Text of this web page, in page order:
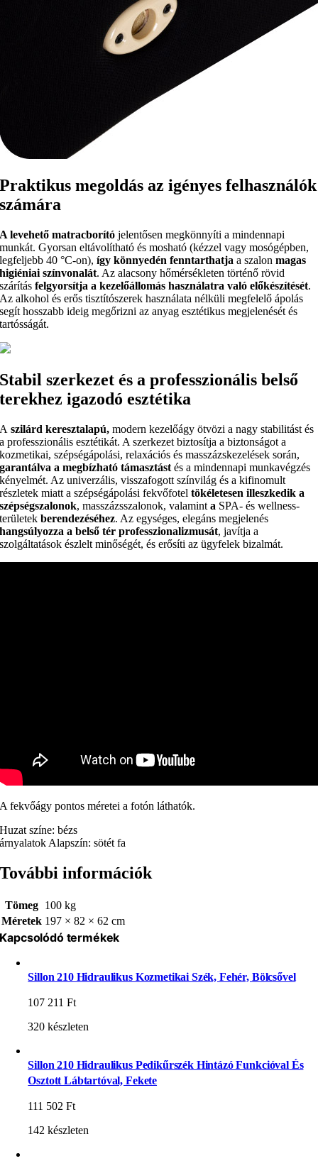
Praktikus megoldás az igényes felhasználók
számára
A levehető matracborító jelentősen megkönnyíti a mindennapi
munkát. Gyorsan eltávolítható és mosható (kézzel vagy mosógépben,
legfeljebb 40 °C-on),így könnyedén fenntarthatja a szalonmagas
higiéniai színvonalát. Az alacsony hőmérsékleten történő rövid
szárításfelgyorsítja a kezelőállomás használatra való előkészítését.
Az alkohol és erős tisztítószerek használata nélküli megfelelő ápolás
segít hosszabb ideig megőrizni az anyag esztétikus megjelenését és
tartósságát.
Stabil szerkezet és a professzionális belső
terekhez igazodó esztétika
A szilárd keresztalapú, modern kezelőágy ötvözi a nagy stabilitást és
a professzionális esztétikát. A szerkezet biztosítja a biztonságot a
kozmetikai, szépségápolási, relaxációs és masszázskezelések során,
garantálva a megbízható támasztást és a mindennapi munkavégzés
kényelmét. Az univerzális, visszafogott színvilág és a kifinomult
részletek miatt a szépségápolási fekvőfoteltökéletesen illeszkedik a
szépségszalonok, masszázsszalonok, valaminta SPA- és wellness-
területekberendezéséhez. Az egységes, elegáns megjelenés
hangsúlyozza a belső tér professzionalizmusát, javítja a
szolgáltatások észlelt minőségét, és erősíti az ügyfelek bizalmát.
A fekvőágy pontos méretei a fotón láthatók.
Huzat színe: bézs
árnyalatok Alapszín: sötét fa
További információk
Tömeg 100 kg
Méretek 197 × 82 × 62 cm
Kapcsolódó termékek
Sillon 210 Hidraulikus Kozmetikai Szék, Fehér, Bölcsővel
107 211Ft
320 készleten
Sillon 210 Hidraulikus Pedikűrszék Hintázó Funkcióval És
Osztott Lábtartóval, Fekete
111 502Ft
142 készleten